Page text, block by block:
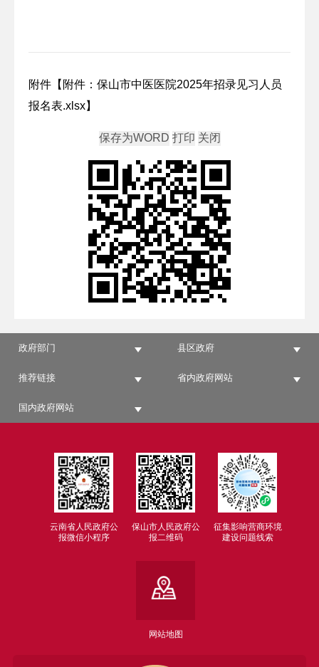
附件【 附件：保山市中医医院2025年招录见习人员
报名表.xlsx】
政府部门 县区政府
推荐链接 省内政府网站
国内政府网站
云南省人民政府公
报微信小程序
保山市人民政府公
报二维码
征集影响营商环境
建设问题线索
网站地图